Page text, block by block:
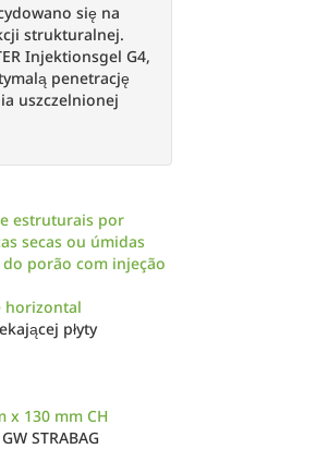
się na
strukturalnej.
Injektionsgel G4,
penetrację
uszczelnionej
estruturais por
secas ou úmidas
porão com injeção
horizontal
płyty
x 130 mm CH
STRABAG